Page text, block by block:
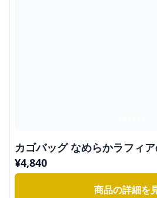
カゴバッグ なめらかラフィ
¥4,840
商品の詳細を